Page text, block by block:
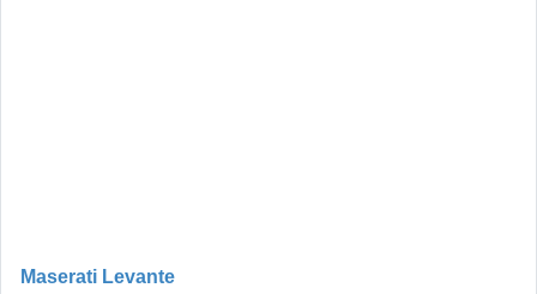
Maserati Levante